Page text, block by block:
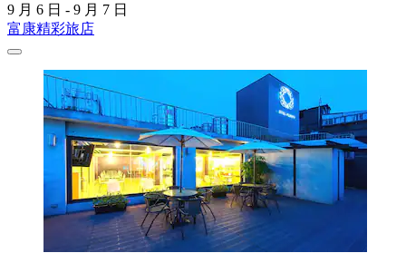
9 月 6 日 - 9 月 7 日
富康精彩旅店